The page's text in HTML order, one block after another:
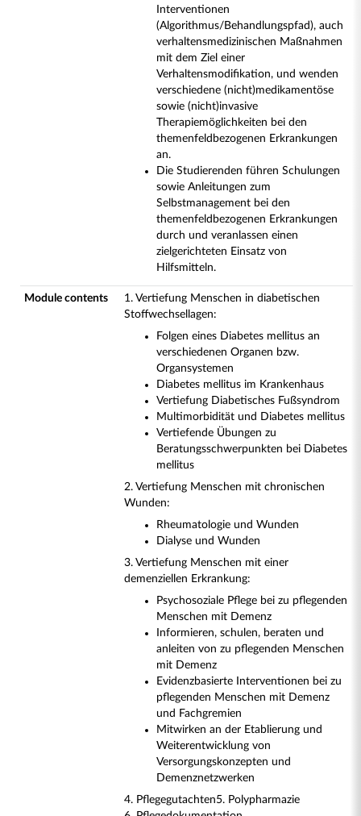
Interventionen
(Algorithmus/Behandlungspfad), auch
verhaltensmedizinischen Maßnahmen
mit dem Ziel einer
Verhaltensmodifikation, und wenden
verschiedene (nicht)medikamentöse
sowie (nicht)invasive
Therapiemöglichkeiten bei den
themenfeldbezogenen Erkrankungen
an.
Die Studierenden führen Schulungen
sowie Anleitungen zum
Selbstmanagement bei den
themenfeldbezogenen Erkrankungen
durch und veranlassen einen
zielgerichteten Einsatz von
Hilfsmitteln.
Module contents
1. Vertiefung Menschen in diabetischen
Stoffwechsellagen:
Folgen eines Diabetes mellitus an
verschiedenen Organen bzw.
Organsystemen
Diabetes mellitus im Krankenhaus
Vertiefung Diabetisches Fußsyndrom
Multimorbidität und Diabetes mellitus
Vertiefende Übungen zu
Beratungsschwerpunkten bei Diabetes
mellitus
2. Vertiefung Menschen mit chronischen
Wunden:
Rheumatologie und Wunden
Dialyse und Wunden
3. Vertiefung Menschen mit einer
demenziellen Erkrankung:
Psychosoziale Pflege bei zu pflegenden
Menschen mit Demenz
Informieren, schulen, beraten und
anleiten von zu pflegenden Menschen
mit Demenz
Evidenzbasierte Interventionen bei zu
pflegenden Menschen mit Demenz
und Fachgremien
Mitwirken an der Etablierung und
Weiterentwicklung von
Versorgungskonzepten und
Demenznetzwerken
4. Pflegegutachten5. Polypharmazie